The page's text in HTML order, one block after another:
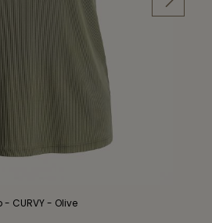
- CURVY - Olive